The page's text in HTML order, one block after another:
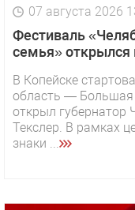
07 августа 2026
Фестиваль
семья» открылся
В Копейске
область — Большая
открыл губернатор
Текслер. В рамках
знаки ...